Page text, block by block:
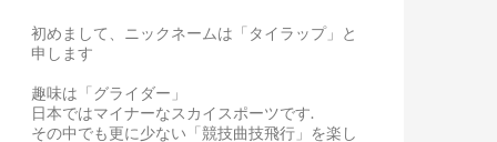
初めまして、ニックネームは「タイラップ」と
申します
趣味は「グライダー」
日本ではマイナーなスカイスポーツです.
その中でも更に少ない「競技曲技飛行」を楽し